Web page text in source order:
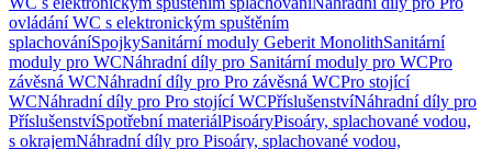
ovládání WC s elektronickým spuštěním
splachováníSpojkySanitární moduly Geberit MonolithSanitární
moduly pro WCNáhradní díly pro Sanitární moduly pro WCPro
závěsná WCNáhradní díly pro Pro závěsná WCPro stojící
WCNáhradní díly pro Pro stojící WCPříslušenstvíNáhradní díly pro
PříslušenstvíSpotřební materiálPisoáryPisoáry, splachované vodou,
s okrajemNáhradní díly pro Pisoáry, splachované vodou,